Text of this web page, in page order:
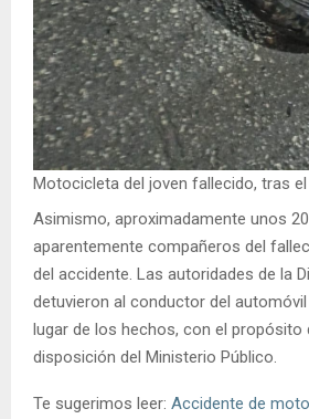
Motocicleta del joven fallecido, tras
Asimismo, aproximadamente unos
aparentemente compañeros del
del accidente. Las autoridades de la
detuvieron al conductor del
lugar de los hechos, con el propósito
disposición del Ministerio Público.
Te sugerimos leer: Accidente de